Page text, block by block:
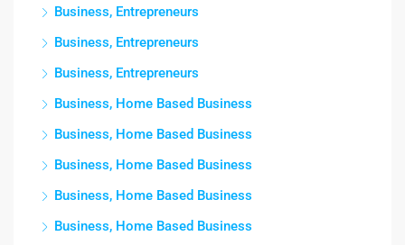
Business, Entrepreneurs
Business, Entrepreneurs
Business, Entrepreneurs
Business, Home Based Business
Business, Home Based Business
Business, Home Based Business
Business, Home Based Business
Business, Home Based Business